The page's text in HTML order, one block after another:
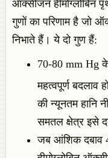
ऑक्सीजन हीमोग्लोबिन
गुणों का परिणाम है जो
निभाते हैं। ये दो गुण हैं:
70-80 mm Hg
महत्वपूर्ण बदलाव
की न्यूनतम हानि
समतल क्षेत्र इसे
जब आंशिक दबाव